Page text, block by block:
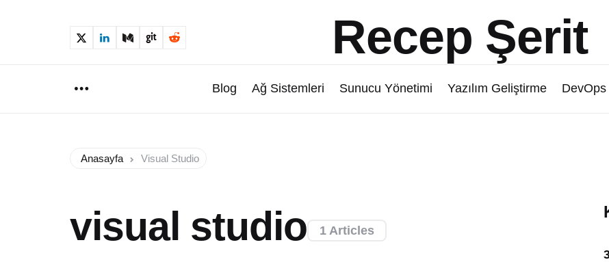
Recep Şerit
Blog Ağ Sistemleri Sunucu Yönetimi Yazılım Geliştirme DevOps
Anasayfa Visual Studio
1 Articles
visual studio